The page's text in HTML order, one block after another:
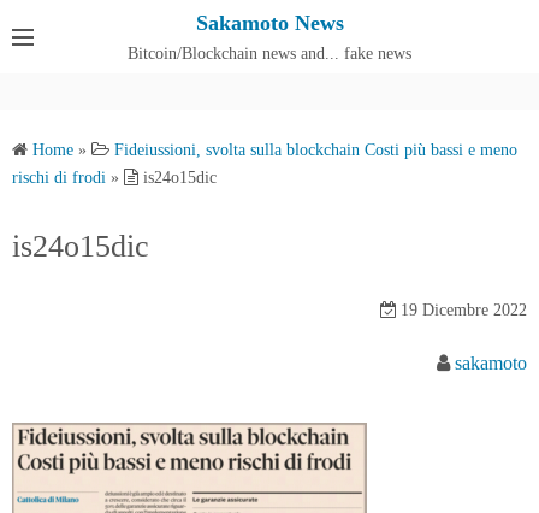
Sakamoto News
Bitcoin/Blockchain news and... fake news
Home »
Fideiussioni, svolta sulla blockchain Costi più bassi e meno
rischi di frodi » is24o15dic
is24o15dic
19 Dicembre 2022
sakamoto